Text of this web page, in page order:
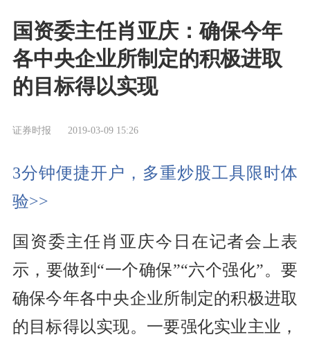
国资委主任肖亚庆：确保今年
各中央企业所制定的积极进取
的目标得以实现
证券时报 2019-03-09 15:26
3分钟便捷开户，多重炒股工具限时体
验>>
国资委主任肖亚庆今日在记者会上表
示，要做到“一个确保”“六个强化”。要
确保今年各中央企业所制定的积极进取
的目标得以实现。一要强化实业主业，